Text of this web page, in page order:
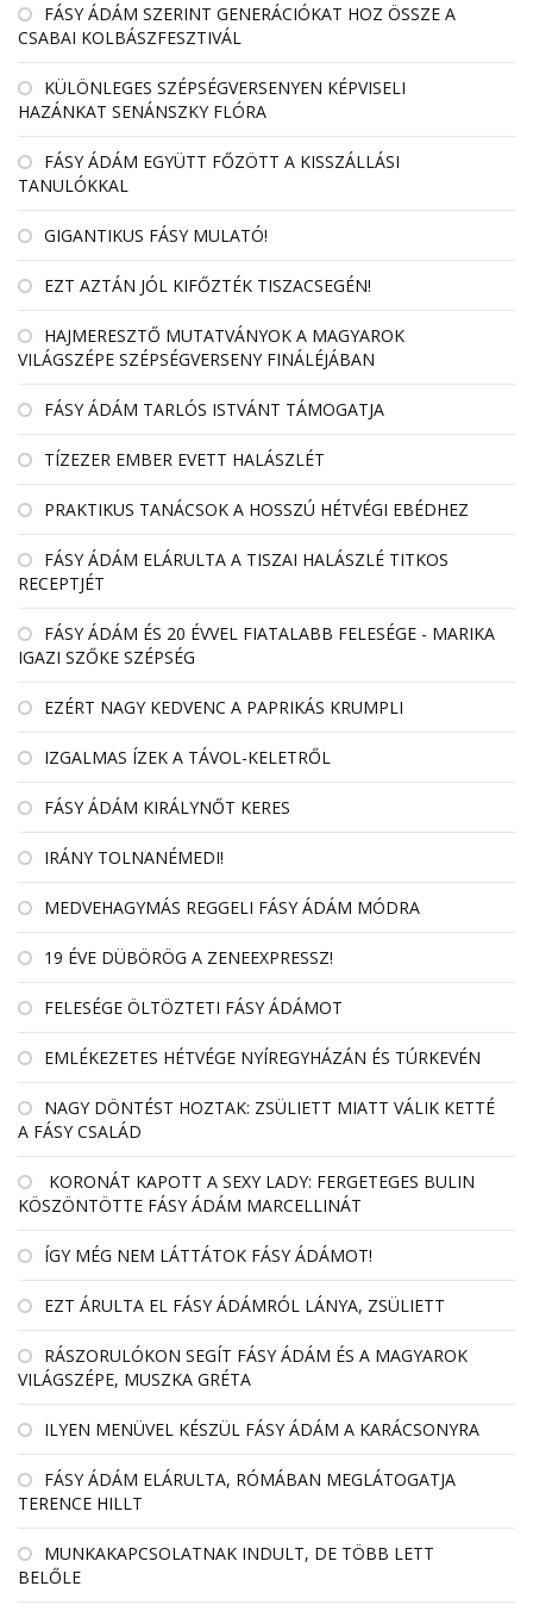
FÁSY ÁDÁM SZERINT GENERÁCIÓKAT HOZ ÖSSZE A
CSABAI KOLBÁSZFESZTIVÁL
KÜLÖNLEGES SZÉPSÉGVERSENYEN KÉPVISELI
HAZÁNKAT SENÁNSZKY FLÓRA
FÁSY ÁDÁM EGYÜTT FŐZÖTT A KISSZÁLLÁSI
TANULÓKKAL
GIGANTIKUS FÁSY MULATÓ!
EZT AZTÁN JÓL KIFŐZTÉK TISZACSEGÉN!
HAJMERESZTŐ MUTATVÁNYOK A MAGYAROK
VILÁGSZÉPE SZÉPSÉGVERSENY FINÁLÉJÁBAN
FÁSY ÁDÁM TARLÓS ISTVÁNT TÁMOGATJA
TÍZEZER EMBER EVETT HALÁSZLÉT
PRAKTIKUS TANÁCSOK A HOSSZÚ HÉTVÉGI EBÉDHEZ
FÁSY ÁDÁM ELÁRULTA A TISZAI HALÁSZLÉ TITKOS
RECEPTJÉT
FÁSY ÁDÁM ÉS 20 ÉVVEL FIATALABB FELESÉGE - MARIKA
IGAZI SZŐKE SZÉPSÉG
EZÉRT NAGY KEDVENC A PAPRIKÁS KRUMPLI
IZGALMAS ÍZEK A TÁVOL-KELETRŐL
FÁSY ÁDÁM KIRÁLYNŐT KERES
IRÁNY TOLNANÉMEDI!
MEDVEHAGYMÁS REGGELI FÁSY ÁDÁM MÓDRA
19 ÉVE DÜBÖRÖG A ZENEEXPRESSZ!
FELESÉGE ÖLTÖZTETI FÁSY ÁDÁMOT
EMLÉKEZETES HÉTVÉGE NYÍREGYHÁZÁN ÉS TÚRKEVÉN
NAGY DÖNTÉST HOZTAK: ZSÜLIETT MIATT VÁLIK KETTÉ
A FÁSY CSALÁD
KORONÁT KAPOTT A SEXY LADY: FERGETEGES BULIN
KÖSZÖNTÖTTE FÁSY ÁDÁM MARCELLINÁT
ÍGY MÉG NEM LÁTTÁTOK FÁSY ÁDÁMOT!
EZT ÁRULTA EL FÁSY ÁDÁMRÓL LÁNYA, ZSÜLIETT
RÁSZORULÓKON SEGÍT FÁSY ÁDÁM ÉS A MAGYAROK
VILÁGSZÉPE, MUSZKA GRÉTA
ILYEN MENÜVEL KÉSZÜL FÁSY ÁDÁM A KARÁCSONYRA
FÁSY ÁDÁM ELÁRULTA, RÓMÁBAN MEGLÁTOGATJA
TERENCE HILLT
MUNKAKAPCSOLATNAK INDULT, DE TÖBB LETT
BELŐLE